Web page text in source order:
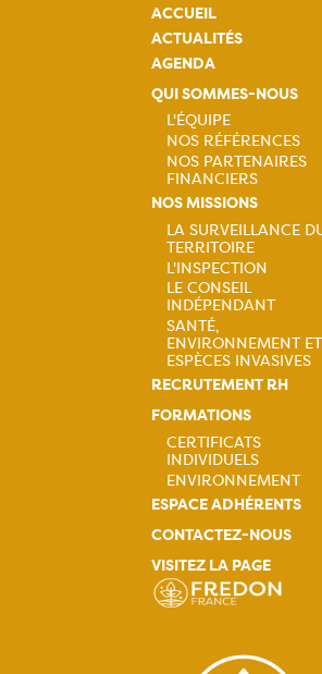
ACCUEIL
ACTUALITÉS
AGENDA
QUI SOMMES-NOUS
Navigation
principale
L'ÉQUIPE
NOS RÉFÉRENCES
NOS PARTENAIRES
FINANCIERS
NOS MISSIONS
Navigation
principale
LA SURVEILLANCE
TERRITOIRE
L'INSPECTION
LE CONSEIL
INDÉPENDANT
SANTÉ,
ENVIRONNEMENT ET
ESPÈCES INVASIVES
RECRUTEMENT RH
FORMATIONS
Navigation
principale
CERTIFICATS
INDIVIDUELS
ENVIRONNEMENT
ESPACE ADHÉRENTS
CONTACTEZ-NOUS
VISITEZ LA PAGE